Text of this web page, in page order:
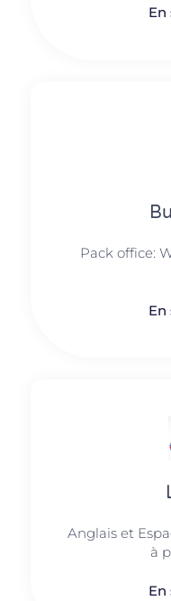
En
Pack office:
En
Anglais et
à
En